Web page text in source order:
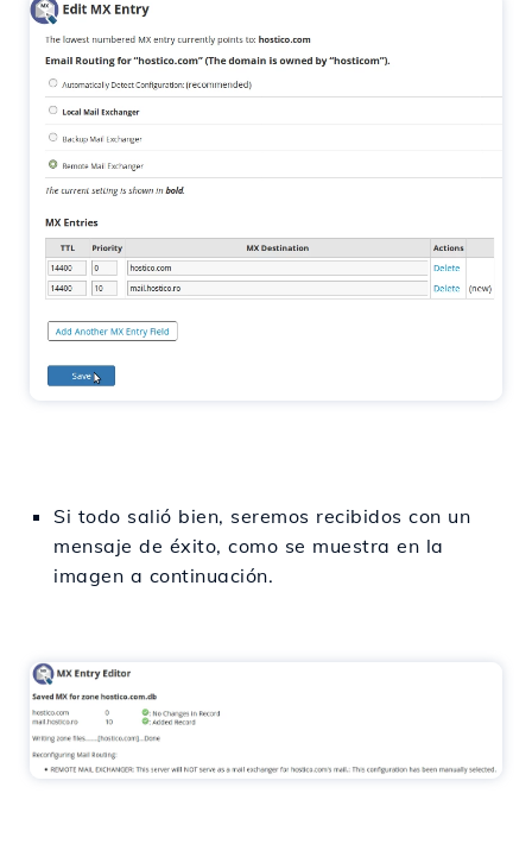
Si todo salió bien, seremos recibidos con un
mensaje de éxito, como se muestra en la
imagen a continuación.